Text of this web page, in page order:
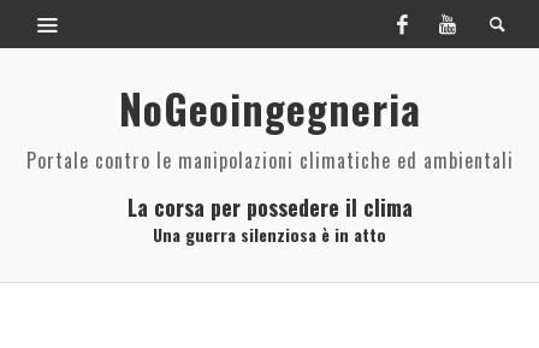
NoGeoingegneria
Portale contro le manipolazioni climatiche ed ambientali
La corsa per possedere il clima
Una guerra silenziosa è in atto